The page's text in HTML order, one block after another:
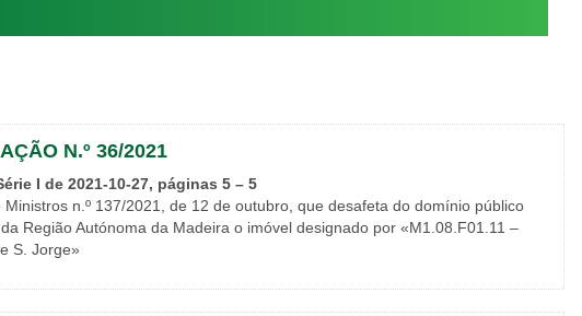
N.º 36/2021
I de 2021-10-27, páginas 5 – 5
n.º 137/2021, de 12 de outubro, que desafeta do domínio público
Região Autónoma da Madeira o imóvel designado por «M1.08.F01.11 –
S. Jorge»